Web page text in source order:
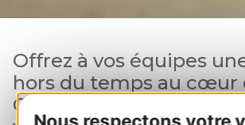
Nous respectons votre
Offrez à vos équipes
hors du temps au cœur
Château de Haute-